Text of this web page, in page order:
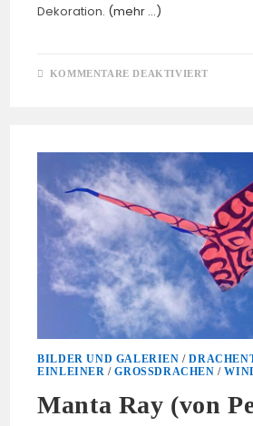
Dekoration. (mehr …)
KOMMENTARE DEAKTIVIERT
(VON
ROLF
BILDER UND GALERIEN /
EINLEINER /GROSSDRACHEN /
Manta Ray (von